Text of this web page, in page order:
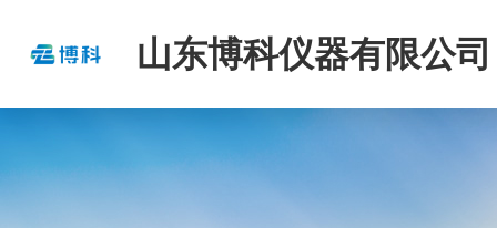
山东博科仪器有限公司